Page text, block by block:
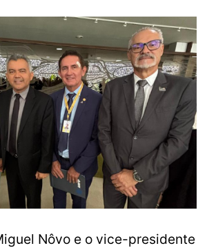
Nôvo e o vice-presidente